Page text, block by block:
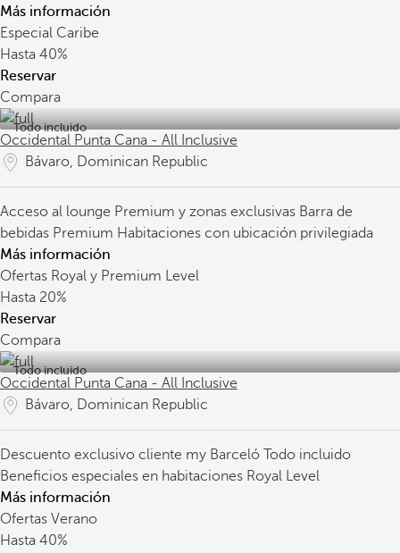
Más información
Especial Caribe
Hasta 40%
Reservar
Compara
Todo incluido
Occidental Punta Cana - All Inclusive
Bávaro, Dominican Republic
Acceso al lounge Premium y zonas exclusivas Barra de
bebidas Premium Habitaciones con ubicación privilegiada
Más información
Ofertas Royal y Premium Level
Hasta 20%
Reservar
Compara
Todo incluido
Occidental Punta Cana - All Inclusive
Bávaro, Dominican Republic
Descuento exclusivo cliente my Barceló Todo incluido
Beneficios especiales en habitaciones Royal Level
Más información
Ofertas Verano
Hasta 40%